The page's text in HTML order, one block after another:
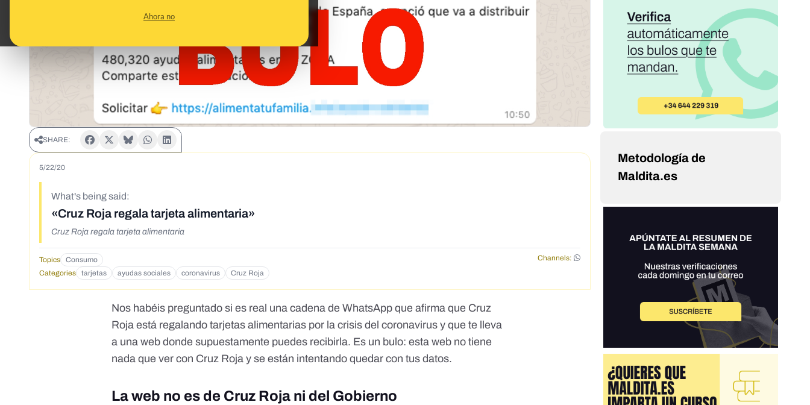
Ahora no
SHARE:
5/22/20
What's being said:
«Cruz Roja regala tarjeta alimentaria»
Cruz Roja regala tarjeta alimentaria
Topics Consumo
Channels:
Categories
tarjetas ayudas sociales coronavirus Cruz Roja
Nos habéis preguntado si es real una cadena de WhatsApp que afirma que Cruz
Roja está regalando tarjetas alimentarias por la crisis del coronavirus y que te lleva
a una web donde supuestamente puedes recibirla. Es un bulo: esta web no tiene
nada que ver con Cruz Roja y se están intentando quedar con tus datos.
La web no es de Cruz Roja ni del Gobierno
Metodología de
Maldita.es